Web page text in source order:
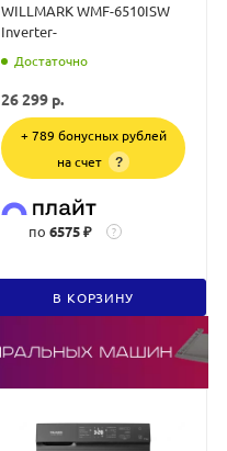
WILLMARK WMF-6510ISW
Inverter-
Достаточно
26 299 р.
+ 789 бонусных рублей
на счет
?
по 6575 ₽ ?
В КОРЗИНУ